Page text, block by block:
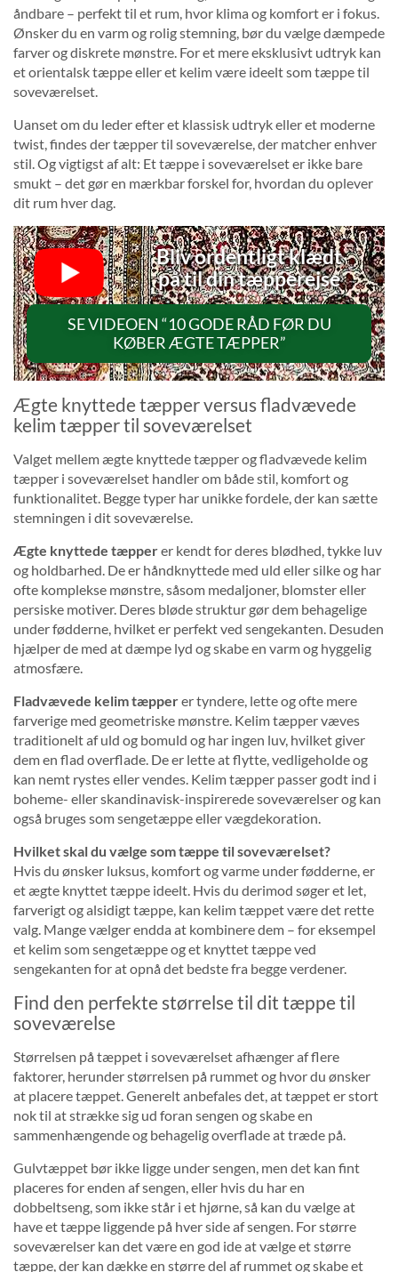
åndbare – perfekt til et rum, hvor klima og komfort er i fokus.
Ønsker du en varm og rolig stemning, bør du vælge dæmpede
farver og diskrete mønstre. For et mere eksklusivt udtryk kan
et orientalsk tæppe eller et kelim være ideelt som tæppe til
soveværelset.
Uanset om du leder efter et klassisk udtryk eller et moderne
twist, findes der tæpper til soveværelse, der matcher enhver
stil. Og vigtigst af alt: Et tæppe i soveværelset er ikke bare
smukt – det gør en mærkbar forskel for, hvordan du oplever
dit rum hver dag.
Bliv ordentligt klædt
på til din tæpperejse
SE VIDEOEN “10 GODE RÅD FØR DU
KØBER ÆGTE TÆPPER”
Ægte knyttede tæpper versus fladvævede
kelim tæpper til soveværelset
Valget mellem ægte knyttede tæpper og fladvævede kelim
tæpper i soveværelset handler om både stil, komfort og
funktionalitet. Begge typer har unikke fordele, der kan sætte
stemningen i dit soveværelse.
Ægte knyttede tæpperer kendt for deres blødhed, tykke luv
og holdbarhed. De er håndknyttede med uld eller silke og har
ofte komplekse mønstre, såsom medaljoner, blomster eller
persiske motiver. Deres bløde struktur gør dem behagelige
under fødderne, hvilket er perfekt ved sengekanten. Desuden
hjælper de med at dæmpe lyd og skabe en varm og hyggelig
atmosfære.
Fladvævede kelim tæpperer tyndere, lette og ofte mere
farverige med geometriske mønstre. Kelim tæpper væves
traditionelt af uld og bomuld og har ingen luv, hvilket giver
dem en flad overflade. De er lette at flytte, vedligeholde og
kan nemt rystes eller vendes. Kelim tæpper passer godt ind i
boheme- eller skandinavisk-inspirerede soveværelser og kan
også bruges som sengetæppe eller vægdekoration.
Hvilket skal du vælge som tæppe til soveværelset?
Hvis du ønsker luksus, komfort og varme under fødderne, er
et ægte knyttet tæppe ideelt. Hvis du derimod søger et let,
farverigt og alsidigt tæppe, kan kelim tæppet være det rette
valg. Mange vælger endda at kombinere dem – for eksempel
et kelim som sengetæppe og et knyttet tæppe ved
sengekanten for at opnå det bedste fra begge verdener.
Find den perfekte størrelse til dit tæppe til
soveværelse
Størrelsen på tæppet i soveværelset afhænger af flere
faktorer, herunder størrelsen på rummet og hvor du ønsker
at placere tæppet. Generelt anbefales det, at tæppet er stort
nok til at strække sig ud foran sengen og skabe en
sammenhængende og behagelig overflade at træde på.
Gulvtæppet bør ikke ligge under sengen, men det kan fint
placeres for enden af sengen, eller hvis du har en
dobbeltseng, som ikke står i et hjørne, så kan du vælge at
have et tæppe liggende på hver side af sengen. For større
soveværelser kan det være en god ide at vælge et større
tæppe, der kan dække en større del af rummet og skabe et